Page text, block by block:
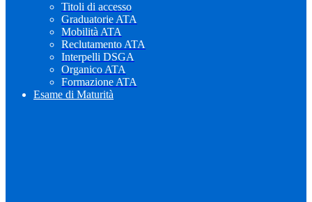
Titoli di accesso
Graduatorie ATA
Mobilità ATA
Reclutamento ATA
Interpelli DSGA
Organico ATA
Formazione ATA
Esame di Maturità